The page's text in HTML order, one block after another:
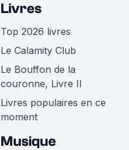
Livres
Top 2026 livres
Le Calamity Club
Le Bouffon de la
couronne, Livre II
Livres populaires en ce
moment
Musique